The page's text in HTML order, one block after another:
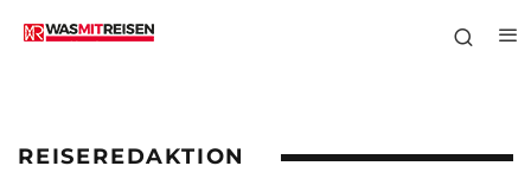
REISEREDAKTION